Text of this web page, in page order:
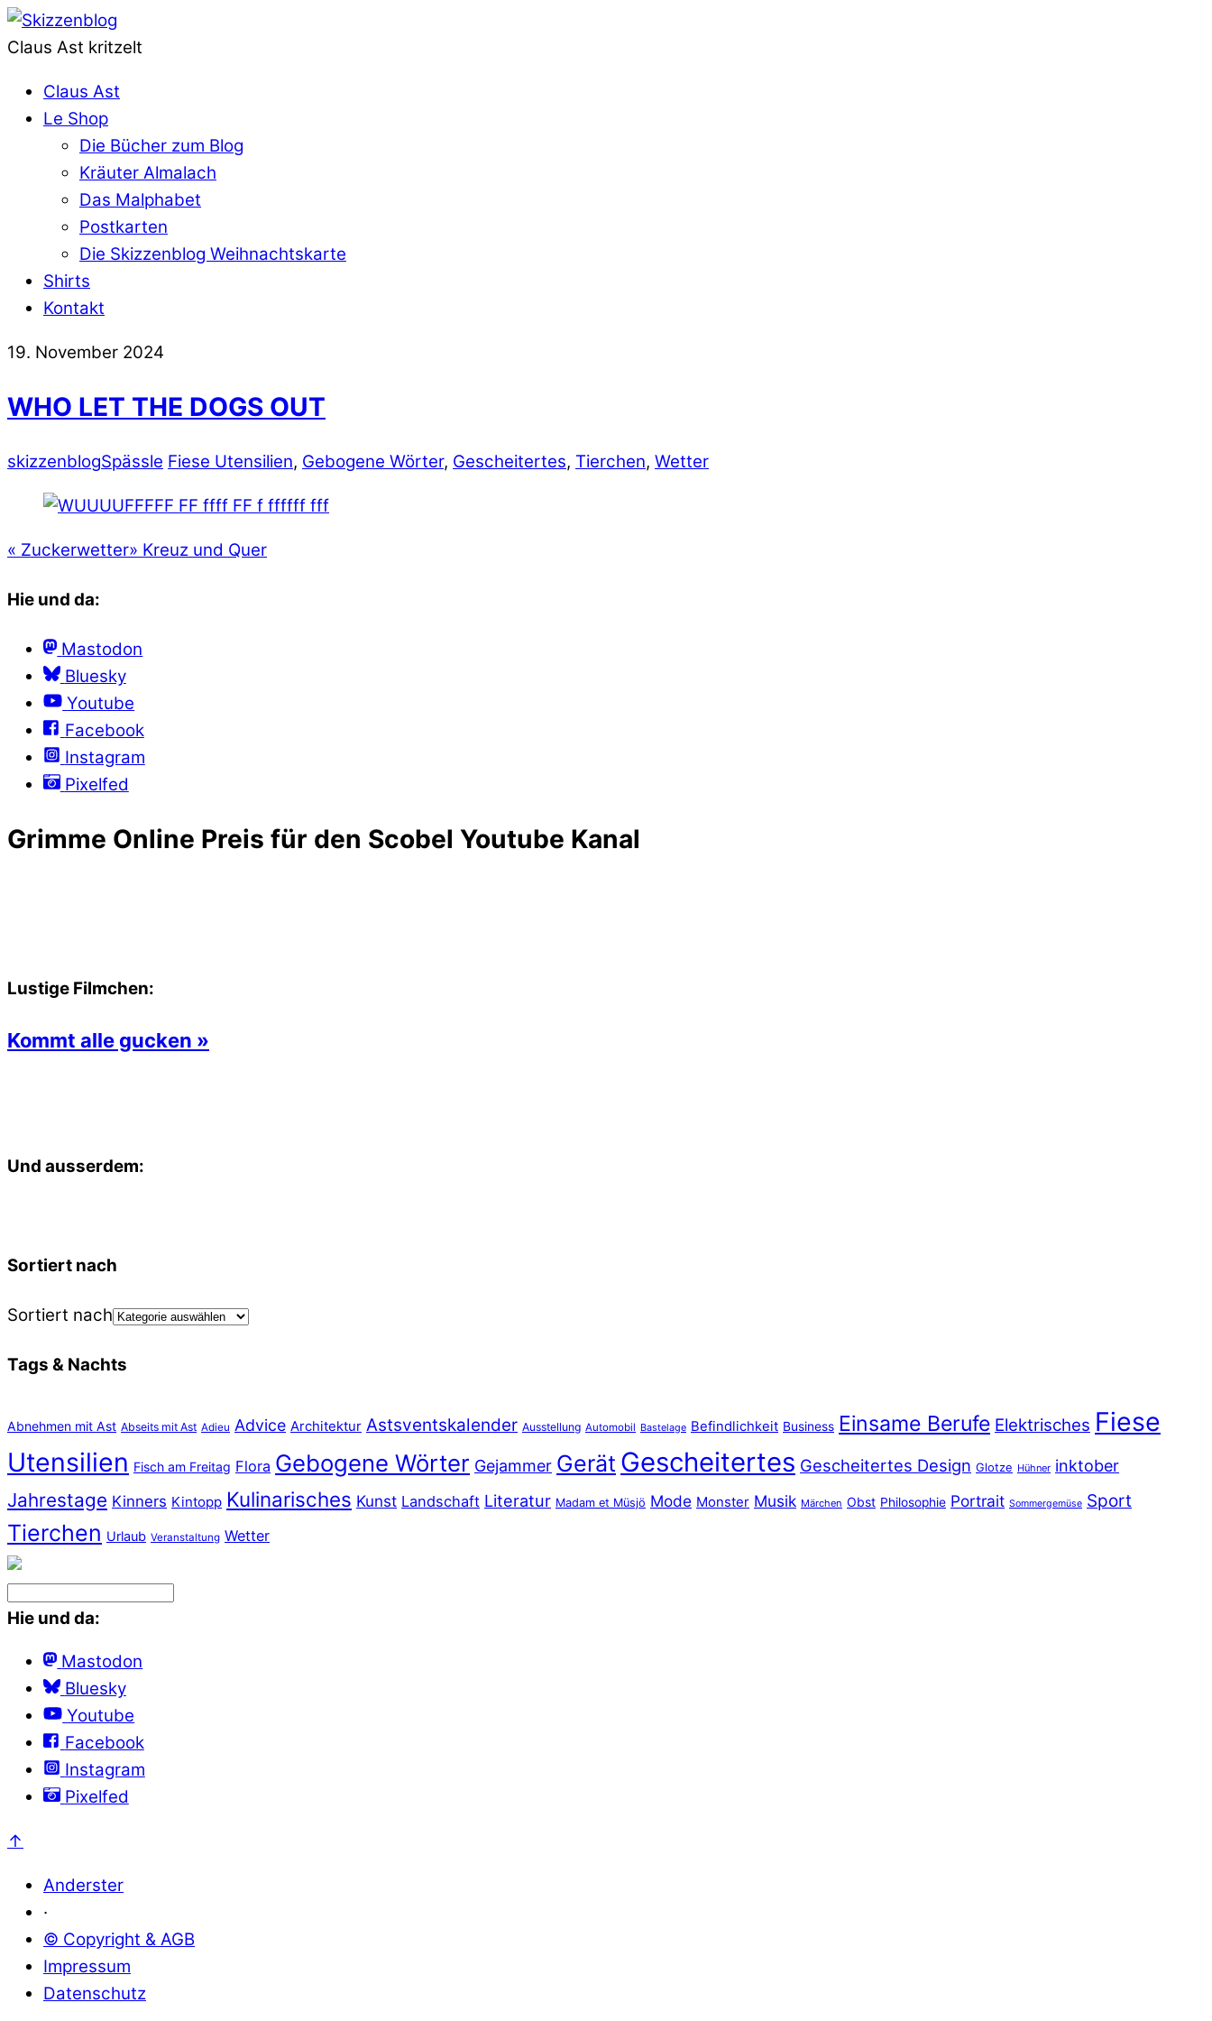
Claus Ast kritzelt
Claus Ast
Le Shop
Die Bücher zum Blog
Kräuter Almalach
Das Malphabet
Postkarten
Die Skizzenblog Weihnachtskarte
Shirts
Kontakt
19. November 2024
WHO LET THE DOGS OUT
skizzenblogSpässle Fiese Utensilien, Gebogene Wörter, Gescheitertes, Tierchen, Wetter
« Zuckerwetter» Kreuz und Quer
Hie und da:
Mastodon
Bluesky
Youtube
Facebook
Instagram
Pixelfed
Grimme Online Preis für den Scobel Youtube Kanal
Lustige Filmchen:
Kommt alle gucken »
Und ausserdem:
Sortiert nach
Sortiert nach
Tags & Nachts
Abnehmen mit Ast Abseits mit Ast Adieu Advice Architektur Astsventskalender Ausstellung Automobil Bastelage Befindlichkeit Business Einsame Berufe Elektrisches Fiese
Utensilien Fisch am Freitag Flora Gebogene Wörter Gejammer Gerät Gescheitertes Gescheitertes Design Glotze Hühner inktober
Jahrestage Kinners Kintopp Kulinarisches Kunst Landschaft Literatur Madam et Müsjö Mode Monster Musik Märchen Obst Philosophie Portrait Sommergemüse Sport
Tierchen Urlaub Veranstaltung Wetter
Hie und da:
Mastodon
Bluesky
Youtube
Facebook
Instagram
Pixelfed
↑
Anderster
·
© Copyright & AGB
Impressum
Datenschutz